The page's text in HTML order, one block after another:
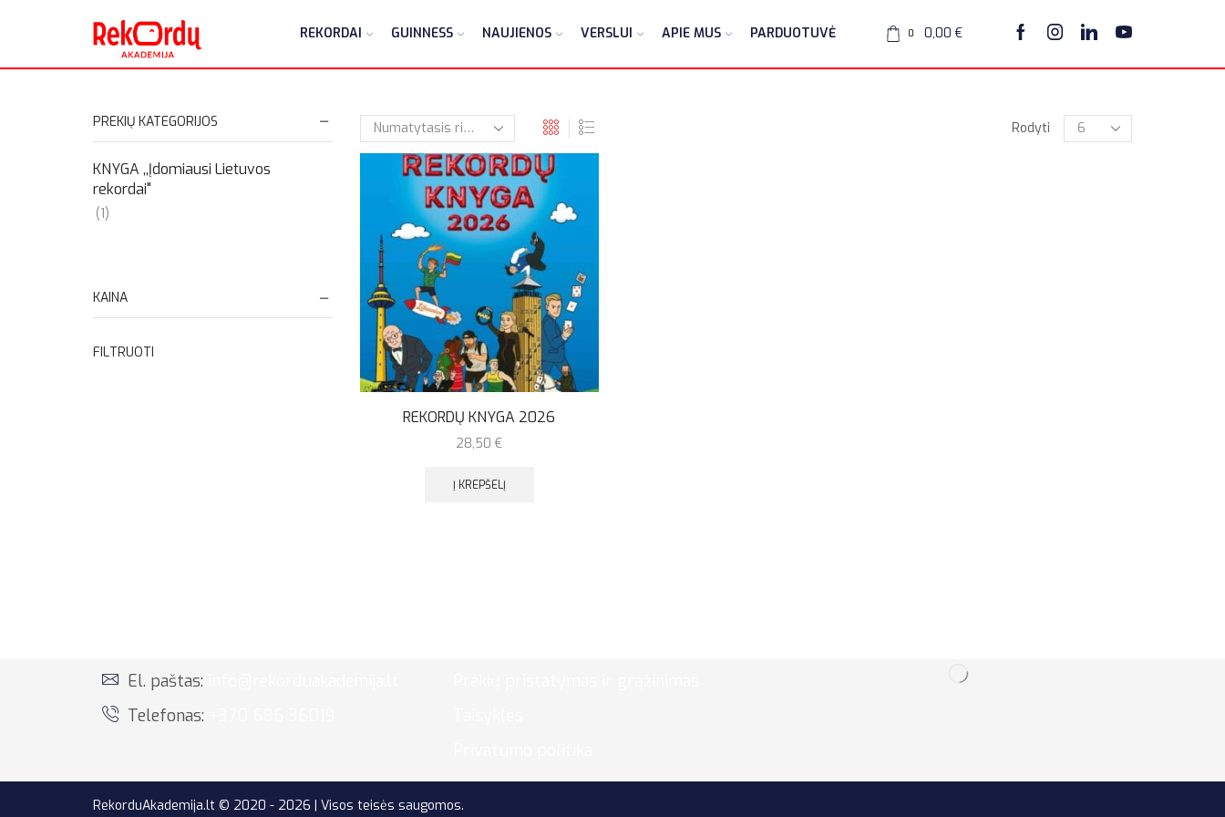
REKORDAI GUINNESS NAUJIENOS VERSLUI APIE MUS PARDUOTUVĖ 0 0,00€
Rodyti
REKORDŲ KNYGA 2026
28,50€
Į KREPŠELĮ
PREKIŲ KATEGORIJOS
KNYGA ,,Įdomiausi Lietuvos
rekordai"
(1)
KAINA
FILTRUOTI
El. paštas:
Telefonas:
RekorduAkademija.lt © 2020 - 2026 | Visos teisės saugomos.